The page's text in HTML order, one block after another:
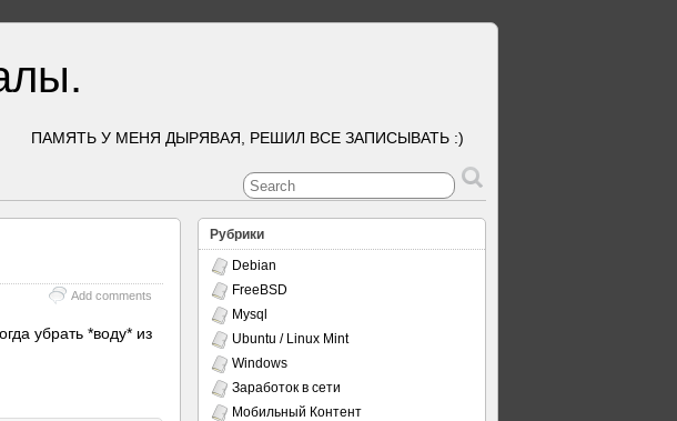
ПАМЯТЬ У МЕНЯ ДЫРЯВАЯ, РЕШИЛ ВСЕ ЗАПИСЫВАТЬ :)
Add comments
убрать *воду* из
Рубрики
Debian
FreeBSD
Mysql
Ubuntu / Linux Mint
Windows
Заработок в сети
Мобильный Контент